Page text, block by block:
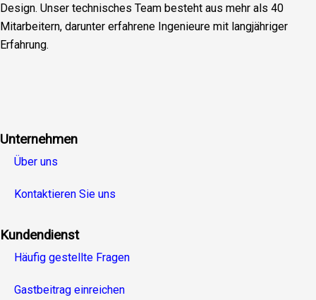
Design. Unser technisches Team besteht aus mehr als 40
Mitarbeitern, darunter erfahrene Ingenieure mit langjähriger
Erfahrung.
Unternehmen
Über uns
Kontaktieren Sie uns
Kundendienst
Häufig gestellte Fragen
Gastbeitrag einreichen